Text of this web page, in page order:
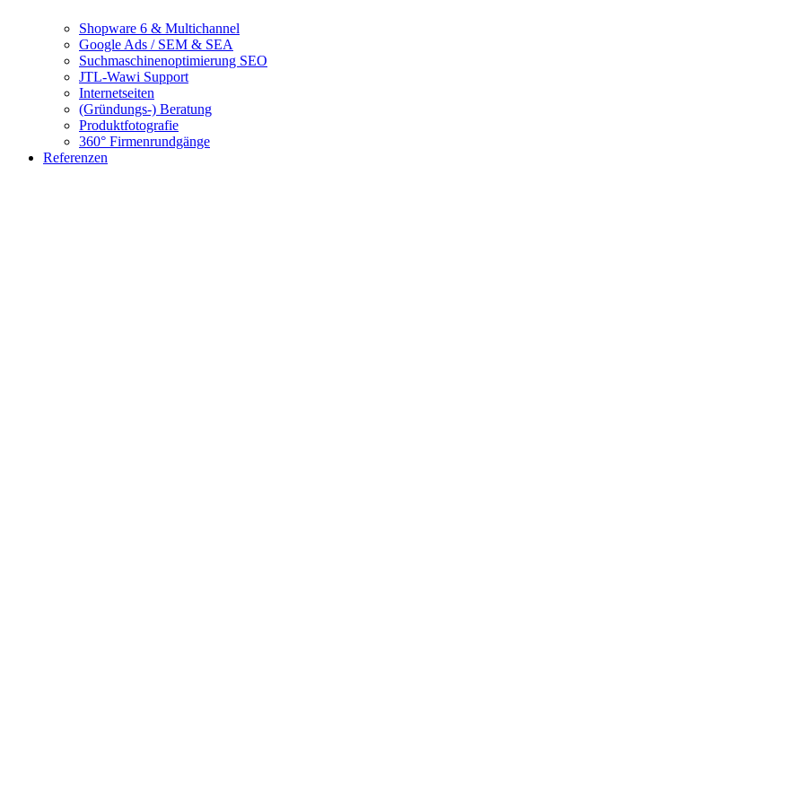
Shopware 6 & Multichannel
Google Ads / SEM & SEA
Suchmaschinenoptimierung SEO
JTL-Wawi Support
Internetseiten
(Gründungs-) Beratung
Produktfotografie
360° Firmenrundgänge
Referenzen